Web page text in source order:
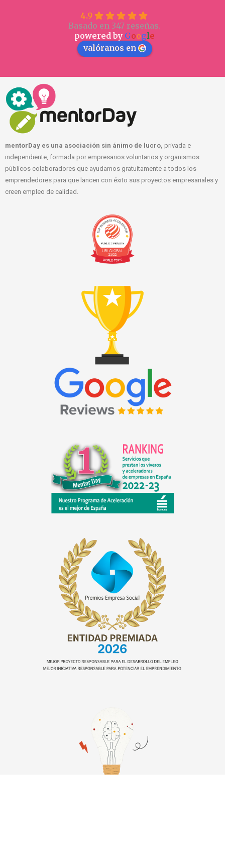
4.9
Basado en 347 reseñas.
powered by Google
valóranos en
mentorDay es una asociación sin ánimo de lucro, privada e
independiente, formada por empresarios voluntarios y organismos
públicos colaboradores que ayudamos gratuitamente a todos los
emprendedores para que lancen con éxito sus proyectos empresariales y
creen empleo de calidad.